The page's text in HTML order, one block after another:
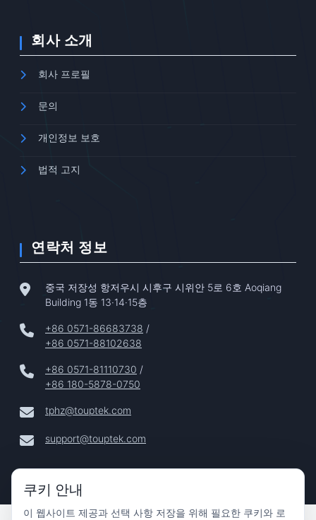
회사 소개
회사 프로필
문의
개인정보 보호
법적 고지
연락처 정보
중국 저장성 항저우시 시후구 시위안 5로 6호 Aoqiang
Building 1동 13·14·15층
+86 0571-86683738 /
+86 0571-88102638
+86 0571-81110730 /
+86 180-5878-0750
tphz@touptek.com
support@touptek.com
쿠키 안내
이 웹사이트 제공과 선택 사항 저장을 위해 필요한 쿠키와 로